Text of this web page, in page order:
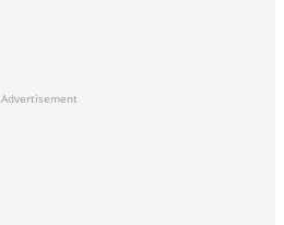
Advertisement